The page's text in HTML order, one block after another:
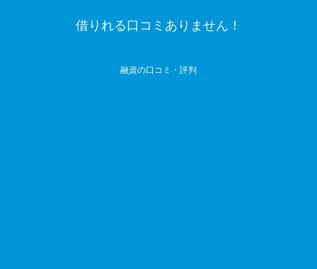
借りれる口コミありません！
融資の口コミ・評判